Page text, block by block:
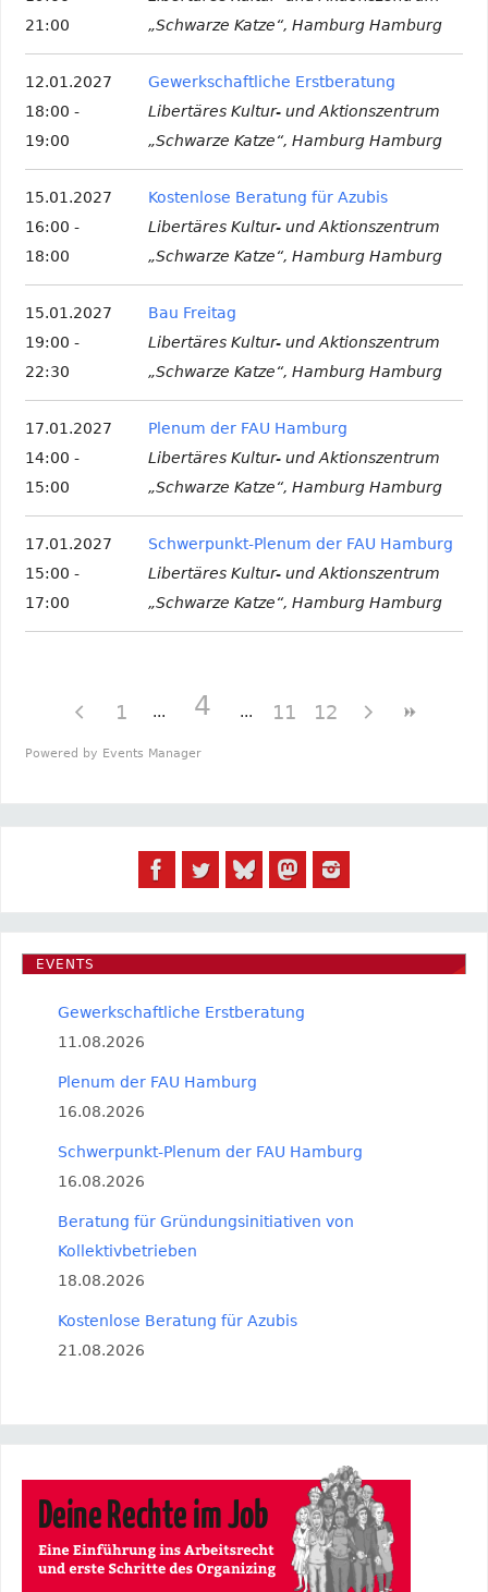
21:00
„Schwarze Katze“, Hamburg Hamburg
12.01.2027
18:00 -
19:00
Gewerkschaftliche Erstberatung
Libertäres Kultur- und Aktionszentrum
„Schwarze Katze“, Hamburg Hamburg
15.01.2027
16:00 -
18:00
Kostenlose Beratung für Azubis
Libertäres Kultur- und Aktionszentrum
„Schwarze Katze“, Hamburg Hamburg
15.01.2027
19:00 -
22:30
Bau Freitag
Libertäres Kultur- und Aktionszentrum
„Schwarze Katze“, Hamburg Hamburg
17.01.2027
14:00 -
15:00
Plenum der FAU Hamburg
Libertäres Kultur- und Aktionszentrum
„Schwarze Katze“, Hamburg Hamburg
17.01.2027
15:00 -
17:00
Schwerpunkt-Plenum der FAU Hamburg
Libertäres Kultur- und Aktionszentrum
„Schwarze Katze“, Hamburg Hamburg
1 4 11 12
Powered by Events Manager
EVENTS
Gewerkschaftliche Erstberatung
11.08.2026
Plenum der FAU Hamburg
16.08.2026
Schwerpunkt-Plenum der FAU Hamburg
16.08.2026
Beratung für Gründungsinitiativen von
Kollektivbetrieben
18.08.2026
Kostenlose Beratung für Azubis
21.08.2026